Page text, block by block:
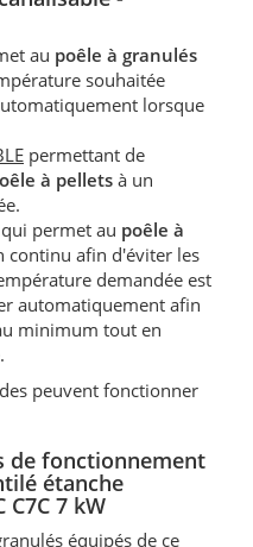
au poêle à granulés
souhaitée
lorsque
permettant de
à pellets à un
qui permet au poêle à
continu afin d'éviter les
demandée est
automatiquement afin
minimum tout en
peuvent fonctionner
de fonctionnement
étanche
C7C 7 kW
équipés de ce